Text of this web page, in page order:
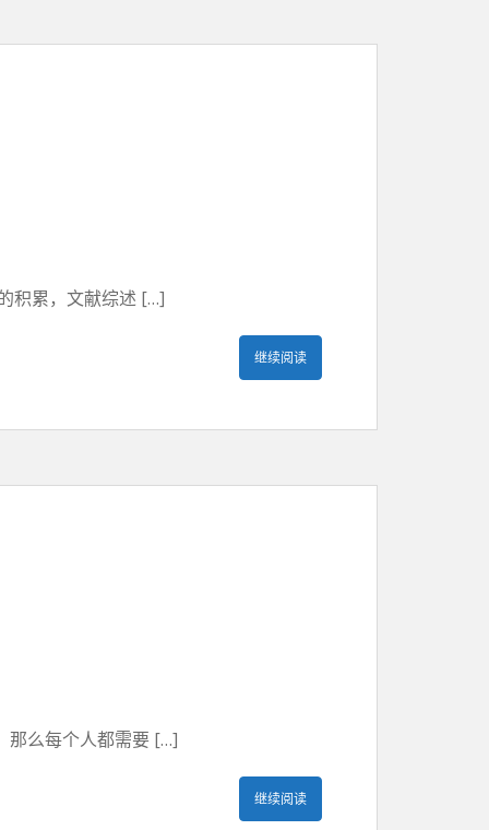
积累，文献综述 […]
继续阅读
那么每个人都需要 […]
继续阅读